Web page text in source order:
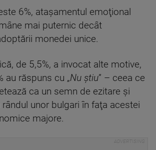
6%, ataşamentul emoţional
mai puternic decât
monedei unice.
de 5,5%, a invocat alte motive,
au răspuns cu „Nu ştiu” – ceea ce
ca un semn de ezitare şi
unor bulgari în faţa acestei
majore.